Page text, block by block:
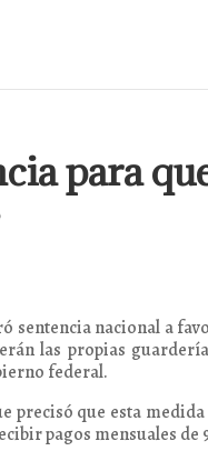
para
sentencia nacional a
las propias
federal.
que esta
pagos mensuales de